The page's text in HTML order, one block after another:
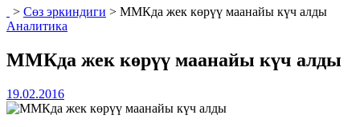
> Сөз эркиндиги > ММКда жек көрүү маанайы күч алды
Аналитика
ММКда жек көрүү маанайы күч алды
19.02.2016